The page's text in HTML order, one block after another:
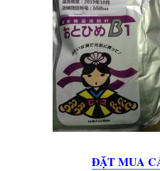
ĐẶT MUA